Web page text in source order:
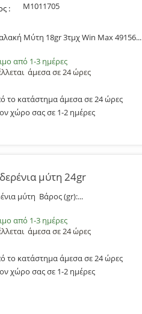
: M1011705
Μύτη 18gr 3τμχ Win Max 49156...
από 1-3 ημέρες
άμεσα σε 24 ώρες
το κατάστημα άμεσα σε 24 ώρες
χώρο σας σε 1-2 ημέρες
μύτη 24gr
μύτη Βάρος (gr):...
από 1-3 ημέρες
άμεσα σε 24 ώρες
το κατάστημα άμεσα σε 24 ώρες
χώρο σας σε 1-2 ημέρες